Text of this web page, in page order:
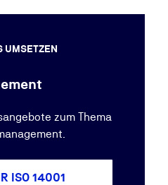
UMSETZEN
zum Thema
ISO 14001